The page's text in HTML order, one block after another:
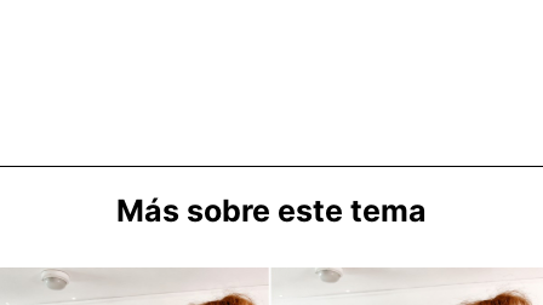
Más sobre este tema